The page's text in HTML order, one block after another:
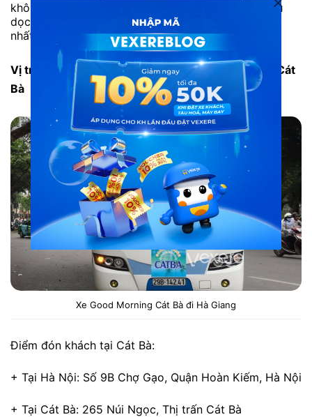
không chở hàng hóa và hoàn toàn không bắt khách
dọc đường. Đây là hãng xe chuyên nghiệp nhất, tốt
nhất nhất trên tuyến Hà Nội – Cát Bà.
Vị trí điểm đón và điểm trả của xe Good Morning Cát
Bà
Xe Good Morning Cát Bà đi Hà Giang
Điểm đón khách tại Cát Bà:
+ Tại Hà Nội: Số 9B Chợ Gạo, Quận Hoàn Kiếm, Hà Nội
+ Tại Cát Bà: 265 Núi Ngọc, Thị trấn Cát Bà